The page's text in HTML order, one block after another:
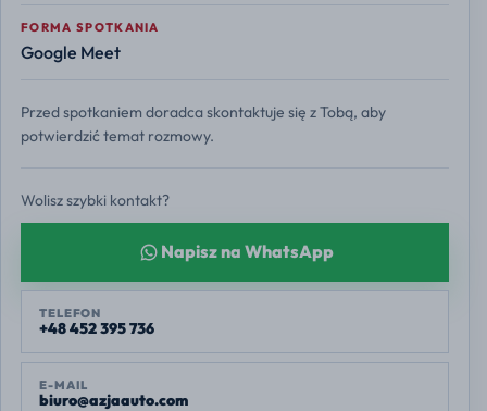
FORMA SPOTKANIA
Google Meet
Przed spotkaniem doradca skontaktuje się z Tobą, aby
potwierdzić temat rozmowy.
Wolisz szybki kontakt?
Napisz na WhatsApp
TELEFON
+48 452 395 736
E-MAIL
biuro@azjaauto.com